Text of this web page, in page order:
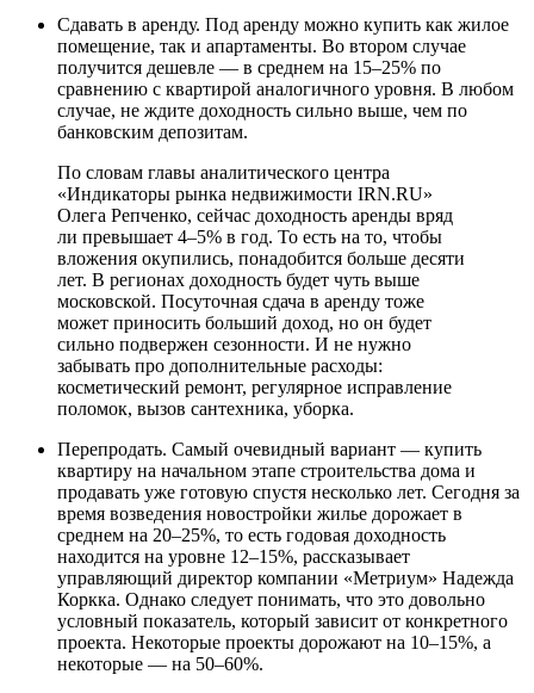
Сдавать в аренду. Под аренду можно купить как жилое
помещение, так и апартаменты. Во втором случае
получится дешевле — в среднем на 15–25% по
сравнению с квартирой аналогичного уровня. В любом
случае, не ждите доходность сильно выше, чем по
банковским депозитам.
По словам главы аналитического центра
«Индикаторы рынка недвижимости IRN.RU»
Олега Репченко, сейчас доходность аренды вряд
ли превышает 4–5% в год. То есть на то, чтобы
вложения окупились, понадобится больше десяти
лет. В регионах доходность будет чуть выше
московской. Посуточная сдача в аренду тоже
может приносить больший доход, но он будет
сильно подвержен сезонности. И не нужно
забывать про дополнительные расходы:
косметический ремонт, регулярное исправление
поломок, вызов сантехника, уборка.
Перепродать. Самый очевидный вариант — купить
квартиру на начальном этапе строительства дома и
продавать уже готовую спустя несколько лет. Сегодня за
время возведения новостройки жилье дорожает в
среднем на 20–25%, то есть годовая доходность
находится на уровне 12–15%, рассказывает
управляющий директор компании «Метриум» Надежда
Коркка. Однако следует понимать, что это довольно
условный показатель, который зависит от конкретного
проекта. Некоторые проекты дорожают на 10–15%, а
некоторые — на 50–60%.